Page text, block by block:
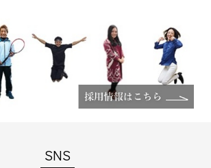
SNS